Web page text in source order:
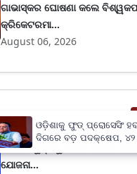
ଗାଭାସ୍କର ଘୋଷଣା କଲେ
କ୍ରିକେଟରମା...
August 06, 2026
BRICS ମୁଦ୍ରାକୁ ଭାରତ ସମର୍ଥନ
ଯୋଜନା...
ଓଡ଼ିଶାକୁ ଫୁଡ୍ ପ୍ରୋସେସିଂ
ଦିଗରେ ବଡ଼ ପଦକ୍ଷେପ, ୪୨
ଅଧିକ ନିଯୁକ୍ତି ସୁଯୋଗ